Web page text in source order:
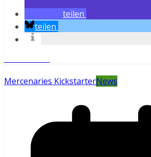
teilen
teilen
Mercenaries KickstarterNews